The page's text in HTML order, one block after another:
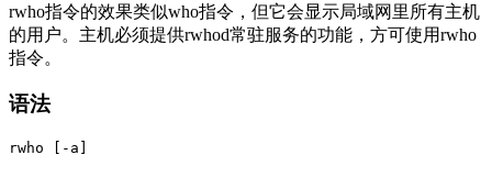
rwho指令的效果类似who指令，但它会显示局域网里所有主机
的用户。主机必须提供rwhod常驻服务的功能，方可使用rwho
指令。
语法